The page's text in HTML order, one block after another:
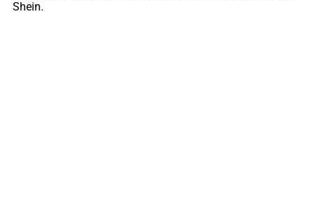
Shein.